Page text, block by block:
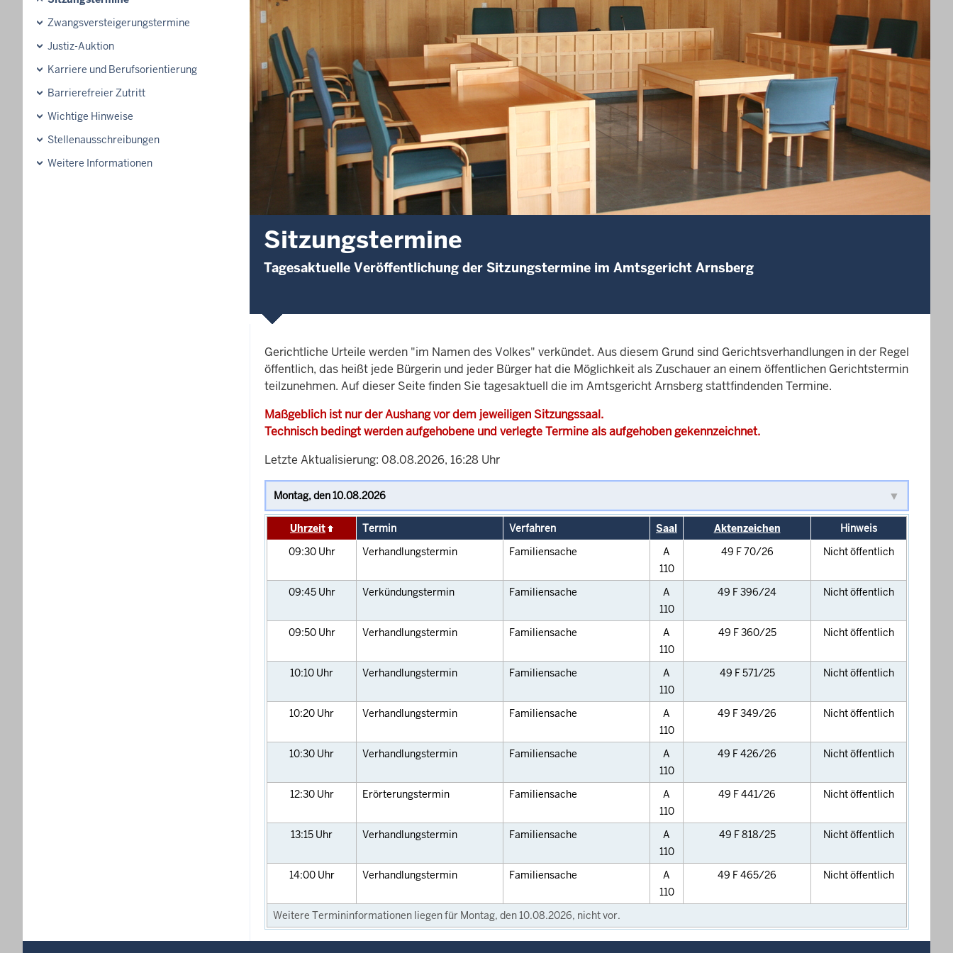
Zwangsversteigerungstermine
Justiz-Auktion
Karriere und Berufsorientierung
Barrierefreier Zutritt
Wichtige Hinweise
Stellenausschreibungen
Weitere Informationen
Sitzungstermine
Tagesaktuelle Veröffentlichung der Sitzungstermine im Amtsgericht Arnsberg
Gerichtliche Urteile werden "im Namen des Volkes" verkündet. Aus diesem Grund sind Gerichtsverhandlungen in der Regel
öffentlich, das heißt jede Bürgerin und jeder Bürger hat die Möglichkeit als Zuschauer an einem öffentlichen Gerichtstermin
teilzunehmen. Auf dieser Seite finden Sie tagesaktuell die im Amtsgericht Arnsberg stattfindenden Termine.
Maßgeblich ist nur der Aushang vor dem jeweiligen Sitzungssaal.
Technisch bedingt werden aufgehobene und verlegte Termine als aufgehoben gekennzeichnet.
Letzte Aktualisierung: 08.08.2026, 16:28 Uhr
Uhrzeit Termin Verfahren Saal Aktenzeichen
Hinweis
09:30 Uhr Verhandlungstermin Familiensache
A
110
49 F 70/26 Nicht öffentlich
09:45 Uhr Verkündungstermin Familiensache
A
110
49 F 396/24 Nicht öffentlich
09:50 Uhr Verhandlungstermin Familiensache
A
110
49 F 360/25 Nicht öffentlich
10:10 Uhr Verhandlungstermin Familiensache
A
110
49 F 571/25 Nicht öffentlich
10:20 Uhr Verhandlungstermin Familiensache
A
110
49 F 349/26 Nicht öffentlich
10:30 Uhr Verhandlungstermin Familiensache
A
110
49 F 426/26 Nicht öffentlich
12:30 Uhr Erörterungstermin Familiensache
A
110
49 F 441/26 Nicht öffentlich
13:15 Uhr Verhandlungstermin Familiensache
A
110
49 F 818/25 Nicht öffentlich
14:00 Uhr Verhandlungstermin Familiensache
A
110
49 F 465/26 Nicht öffentlich
Weitere Termininformationen liegen für Montag, den 10.08.2026, nicht vor.